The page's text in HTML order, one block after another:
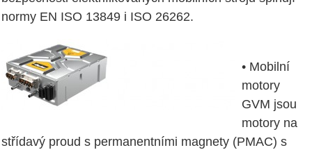
normy EN ISO 13849 i ISO 26262.
• Mobilní
motory
GVM jsou
motory na
střídavý proud s permanentními magnety (PMAC) s